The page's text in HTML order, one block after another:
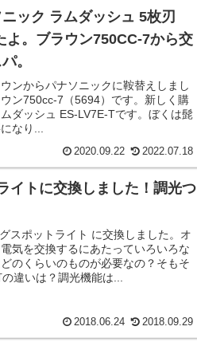
ック ラムダッシュ 5枚刃
よ。ブラウン750CC-7から交
。
ンからパナソニックに鞍替えしまし
ン750cc-7（5694）です。新しく購
ダッシュ ES-LV7E-Tです。ぼくは髭
なり...
2020.09.22 2022.07.18
イトに交換しました！調光つ
スポットライト に交換しました。オ
気を交換するにあたっていろいろな
のくらいのものが必要なの？そもそ
違いは？調光機能は...
2018.06.24 2018.09.29